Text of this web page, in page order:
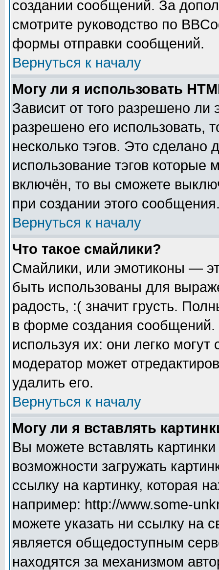
создании сообщений. За
смотрите руководство по
формы отправки сообщений.
Вернуться к началу
Могу ли я использовать
Зависит от того разрешено
разрешено его использовать,
несколько тэгов. Это сделано
использование тэгов
включён, то вы сможете
при создании этого
Вернуться к началу
Что такое смайлики?
Смайлики, или эмотиконы —
быть использованы для
радость, :( значит грусть.
в форме создания сообщений.
используя их: они легко
модератор может
удалить его.
Вернуться к началу
Могу ли я вставлять
Вы можете вставлять
возможности загружать
ссылку на картинку, которая
например: http://www.some-
можете указать ни ссылку на
является общедоступным
находятся за механизмом